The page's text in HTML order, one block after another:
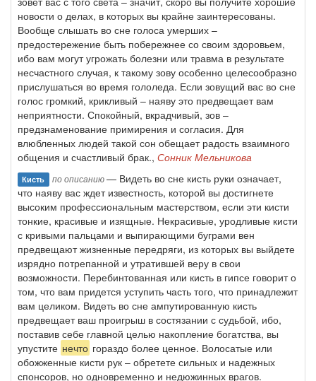
новости о делах, в которых вы крайне заинтересованы.
Вообще слышать во сне голоса умерших –
предостережение быть побережнее со своим здоровьем,
ибо вам могут угрожать болезни или травма в результате
несчастного случая, к такому зову особенно целесообразно
прислушаться во время гололеда. Если зовущий вас во сне
голос громкий, крикливый – наяву это предвещает вам
неприятности. Спокойный, вкрадчивый, зов –
предзнаменование примирения и согласия. Для
влюбленных людей такой сон обещает радость взаимного
общения и счастливый брак., Сонник Мельникова
Кисть по описанию— Видеть во сне кисть руки означает,
что наяву вас ждет известность, которой вы достигнете
высоким профессиональным мастерством, если эти кисти
тонкие, красивые и изящные. Некрасивые, уродливые кисти
с кривыми пальцами и выпирающими буграми вен
предвещают жизненные передряги, из которых вы выйдете
изрядно потрепанной и утратившей веру в свои
возможности. Перебинтованная или кисть в гипсе говорит о
том, что вам придется уступить часть того, что принадлежит
вам целиком. Видеть во сне ампутированную кисть
предвещает ваш проигрыш в состязании с судьбой, ибо,
поставив себе главной целью накопление богатства, вы
упустите нечто гораздо более ценное. Волосатые или
обожженные кисти рук – обретете сильных и надежных
спонсоров, но одновременно и недюжинных врагов.